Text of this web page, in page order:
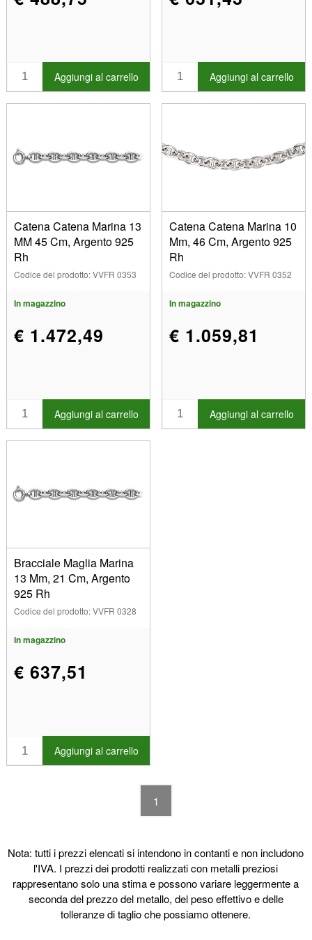
Aggiungi al carrello Aggiungi al carrello
Catena Catena Marina 13
MM 45 Cm, Argento 925
Rh
Codice del prodotto: VVFR 0353
In magazzino
€ 1.472,49
Aggiungi al carrello
Catena Catena Marina 10
Mm, 46 Cm, Argento 925
Rh
Codice del prodotto: VVFR 0352
In magazzino
€ 1.059,81
Aggiungi al carrello
Bracciale Maglia Marina
13 Mm, 21 Cm, Argento
925 Rh
Codice del prodotto: VVFR 0328
In magazzino
€ 637,51
Aggiungi al carrello
1
Nota: tutti i prezzi elencati si intendono in contanti e non includono
l'IVA. I prezzi dei prodotti realizzati con metalli preziosi
rappresentano solo una stima e possono variare leggermente a
seconda del prezzo del metallo, del peso effettivo e delle
tolleranze di taglio che possiamo ottenere.